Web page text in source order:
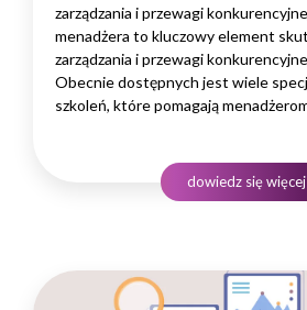
zarządzania i przewagi
menadżera to kluczowy element
zarządzania i przewagi
Obecnie dostępnych jest wiele
szkoleń, które pomagają
szkolenia dla menadżerów mogą
silnych zespołów, zwiększaniu
dowiedz się więcej